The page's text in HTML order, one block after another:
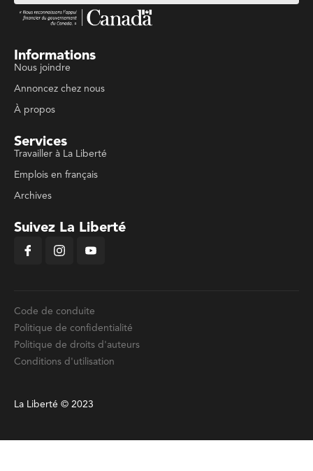
Informations
Nous joindre
Annoncez chez nous
À propos
Services
Travailler à La Liberté
Emplois en français
Archives
Suivez La Liberté
Code de conduite
Politique de confidentialité
Politique de droits d'auteurs
Conditions d'utilisation
La Liberté © 2023